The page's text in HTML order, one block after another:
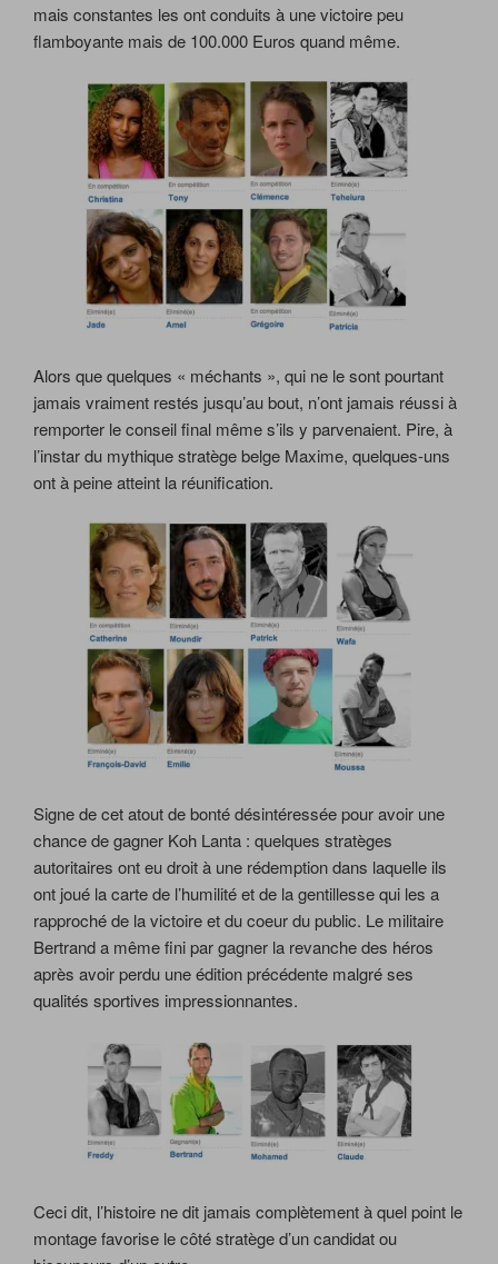
mais constantes les ont conduits à une victoire peu
flamboyante mais de 100.000 Euros quand même.
Alors que quelques « méchants », qui ne le sont pourtant
jamais vraiment restés jusqu’au bout, n’ont jamais réussi à
remporter le conseil final même s’ils y parvenaient. Pire, à
l’instar du mythique stratège belge Maxime, quelques-uns
ont à peine atteint la réunification.
Signe de cet atout de bonté désintéressée pour avoir une
chance de gagner Koh Lanta : quelques stratèges
autoritaires ont eu droit à une rédemption dans laquelle ils
ont joué la carte de l’humilité et de la gentillesse qui les a
rapproché de la victoire et du coeur du public. Le militaire
Bertrand a même fini par gagner la revanche des héros
après avoir perdu une édition précédente malgré ses
qualités sportives impressionnantes.
Ceci dit, l’histoire ne dit jamais complètement à quel point le
montage favorise le côté stratège d’un candidat ou